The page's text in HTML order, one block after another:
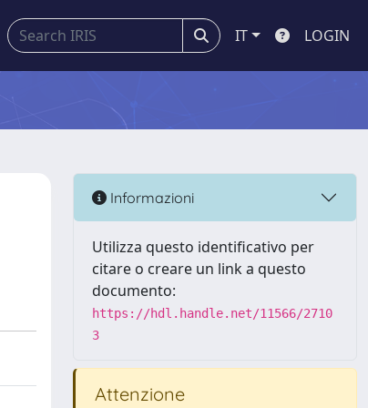
IT LOGIN
Informazioni
Utilizza questo identificativo per
citare o creare un link a questo
documento:
https://hdl.handle.net/11566/2710
3
Attenzione